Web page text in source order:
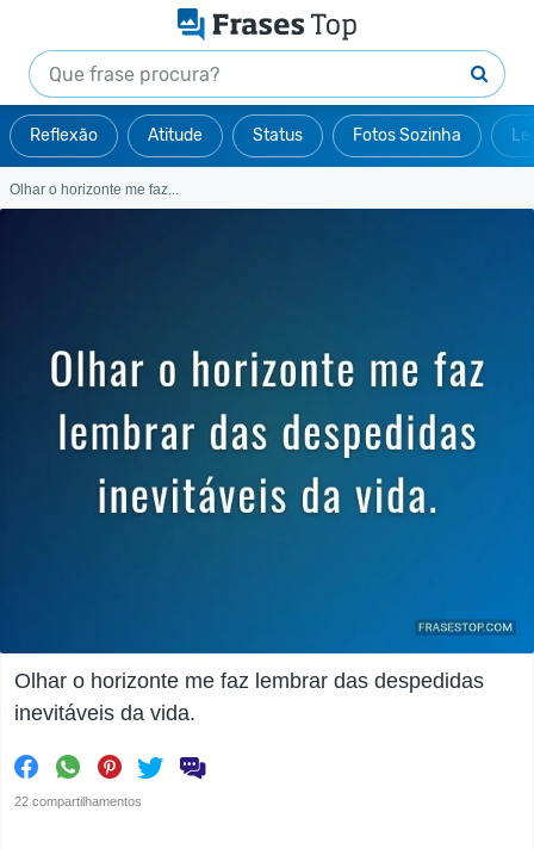
Reflexão Atitude Status Fotos Sozinha
Olhar o horizonte me faz...
Olhar o horizonte me faz lembrar das despedidas
inevitáveis da vida.
22 compartilhamentos